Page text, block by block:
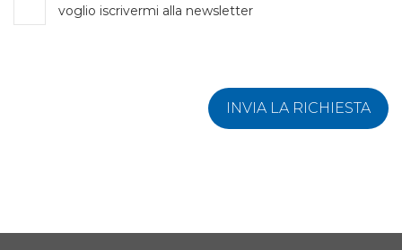
voglio iscrivermi alla newsletter
INVIA LA RICHIESTA